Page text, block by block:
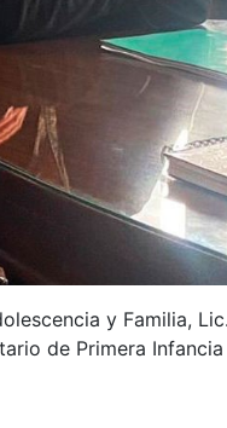
y Familia,
de Primera